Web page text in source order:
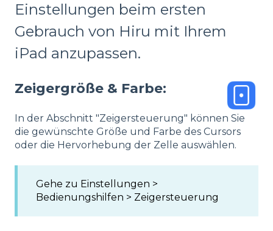
Einstellungen beim ersten
Gebrauch von Hiru mit Ihrem
iPad anzupassen.
Zeigergröße & Farbe:
In der Abschnitt "Zeigersteuerung" können Sie
die gewünschte Größe und Farbe des Cursors
oder die Hervorhebung der Zelle auswählen.
Gehe zu Einstellungen >
Bedienungshilfen > Zeigersteuerung